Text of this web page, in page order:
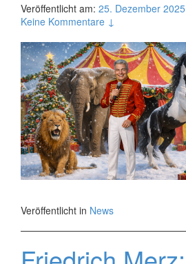
Veröffentlicht am: 25. Dezember 2025
Keine Kommentare ↓
Veröffentlicht in News